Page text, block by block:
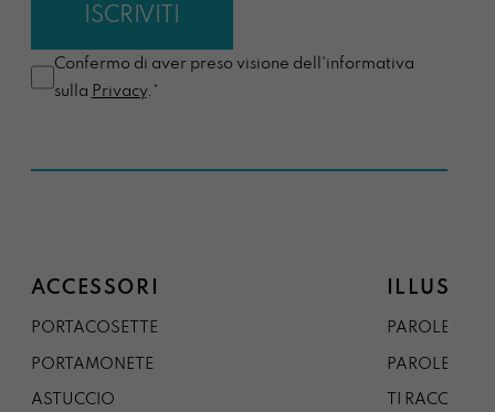
Confermo di aver preso visione dell'informativa
sulla Privacy.*
ACCESSORI
PORTACOSETTE
PORTAMONETE
ASTUCCIO
PAROLE DAL
PAROLE DA
TI